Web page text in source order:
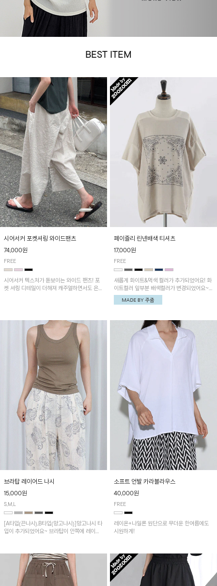
BEST ITEM
시어서커 포켓셔링 와이드팬츠
74,000원
FREE
시어서커 텍스처가 돋보이는 와이드 팬츠! 포
켓 셔링 디테일이 더해져 캐주얼하면서도 은은
아이템으로 활용하기 좋아요~
페이즐리 린넨배색 티셔츠
17,000원
FREE
새롭게 화이트&먹색 컬러가 추가되었어요! 화
이트컬러 앞부분 배색컬러가 변경되었어요~
중앙 린넨배색으로 유니크하면서 페이즐리 패
턴으로 감각적인 분위기를 연출이 가능한 티셔
브라탑 레이어드 나시
15,000원
S,M,L
[A타입(끈나시),B타입(망고나시)]망고나시 타
입이 추가되었어요~ 브라탑이 안쪽에 레이어
소프트 언발 카라블라우스
40,000원
FREE
레이온+나일론 원단으로 무더운 한여름에도
시원하게!